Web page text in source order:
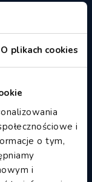
O plikach cookies
i
o tym,
i